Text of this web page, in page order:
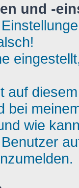
und -
auf
bei
wie